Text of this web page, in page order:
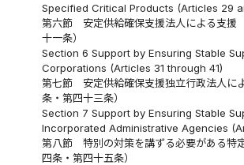
Specified Critical Products (Articles 29
第六節 安定供給確保支援法人による支援
十一条）
Section 6 Support by Ensuring Stable
Corporations (Articles 31 through 41)
第七節 安定供給確保支援独立行政法人に
条・第四十三条）
Section 7 Support by Ensuring Stable
Incorporated Administrative Agencies
第八節 特別の対策を講ずる必要がある特
四条・第四十五条）